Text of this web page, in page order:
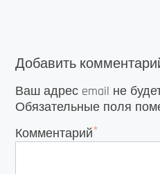
Добавить
Ваш адрес email не
Обязательные поля
Комментарий*